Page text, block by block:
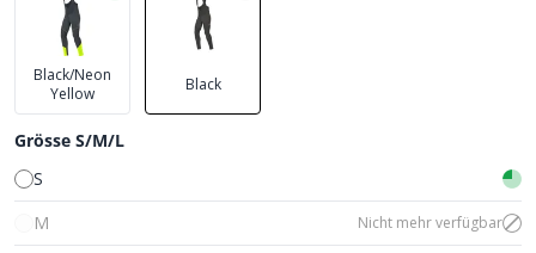
Black/Neon
Yellow
Black
Grösse S/M/L
S
M
Nicht mehr verfügbar